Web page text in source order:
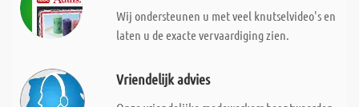
Wij ondersteunen u met veel knutselvideo's en
laten u de exacte vervaardiging zien.
Vriendelijk advies